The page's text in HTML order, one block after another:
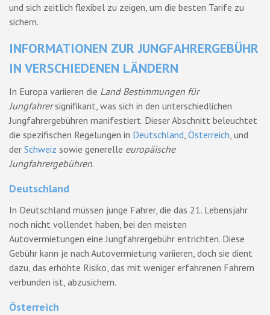
und sich zeitlich flexibel zu zeigen, um die besten Tarife zu
sichern.
INFORMATIONEN ZUR JUNGFAHRERGEBÜHR
IN VERSCHIEDENEN LÄNDERN
In Europa variieren die Land Bestimmungen für
Jungfahrersignifikant, was sich in den unterschiedlichen
Jungfahrergebühren manifestiert. Dieser Abschnitt beleuchtet
die spezifischen Regelungen in Deutschland Österreich , und
der Schweiz sowie generelle europäische
Jungfahrergebühren.
Deutschland
In Deutschland müssen junge Fahrer, die das 21. Lebensjahr
noch nicht vollendet haben, bei den meisten
Autovermietungen eine Jungfahrergebühr entrichten. Diese
Gebühr kann je nach Autovermietung variieren, doch sie dient
dazu, das erhöhte Risiko, das mit weniger erfahrenen Fahrern
verbunden ist, abzusichern.
Österreich